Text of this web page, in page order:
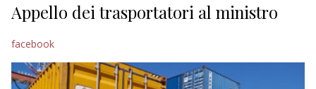
Appello dei trasportatori al ministro
facebook